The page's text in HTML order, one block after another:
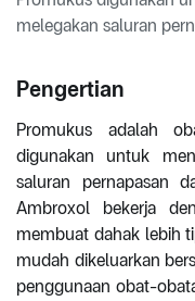
melegakan saluran
Pengertian
Promukus adalah
digunakan untuk
saluran pernapasan
Ambroxol bekerja
membuat dahak lebih
mudah dikeluarkan
penggunaan obat-